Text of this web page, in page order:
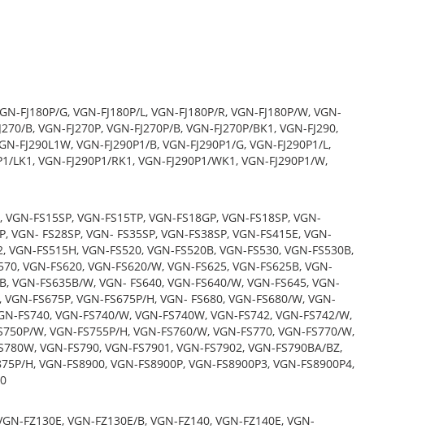
FJ180P/G, VGN-FJ180P/L, VGN-FJ180P/R, VGN-FJ180P/W, VGN-
B, VGN-FJ270P, VGN-FJ270P/B, VGN-FJ270P/BK1, VGN-FJ290,
FJ290L1W, VGN-FJ290P1/B, VGN-FJ290P1/G, VGN-FJ290P1/L,
LK1, VGN-FJ290P1/RK1, VGN-FJ290P1/WK1, VGN-FJ290P1/W,
FS15SP, VGN-FS15TP, VGN-FS18GP, VGN-FS18SP, VGN-
VGN- FS28SP, VGN- FS35SP, VGN-FS38SP, VGN-FS415E, VGN-
FS515H, VGN-FS520, VGN-FS520B, VGN-FS530, VGN-FS530B,
VGN-FS620, VGN-FS620/W, VGN-FS625, VGN-FS625B, VGN-
VGN-FS635B/W, VGN- FS640, VGN-FS640/W, VGN-FS645, VGN-
FS675P, VGN-FS675P/H, VGN- FS680, VGN-FS680/W, VGN-
FS740, VGN-FS740/W, VGN-FS740W, VGN-FS742, VGN-FS742/W,
W, VGN-FS755P/H, VGN-FS760/W, VGN-FS770, VGN-FS770/W,
VGN-FS790, VGN-FS7901, VGN-FS7902, VGN-FS790BA/BZ,
H, VGN-FS8900, VGN-FS8900P, VGN-FS8900P3, VGN-FS8900P4,
FZ130E, VGN-FZ130E/B, VGN-FZ140, VGN-FZ140E, VGN-